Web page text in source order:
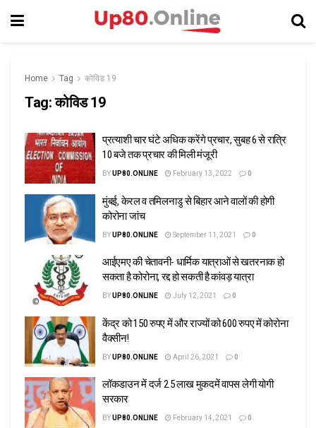
Home Tag कोविड 19
Tag:कोविड 19
प्रत्याशी चार घंटे अधिक करेंगे प्रचार, सुबह 6 से रात्रि
10 बजे तक प्रचार की मिली मंजूरी
BYUP80.ONLINE February 13, 2022 0
मुंबई, केरल व तमिलनाडु से बिहार आने वालों की होगी
कोरोना जांच
BYUP80.ONLINE September 11, 2021 0
आईएमए की चेतावनी- धार्मिक यात्राओं से खतरनाक हो
सकता है कोरोना, रद्द हो सकती है कांवड़ यात्रा
BYUP80.ONLINE July 12, 2021 0
केंद्र को 150 रुपए में और राज्यों को 600 रुपए में कोरोना
वैक्सीन!
BYUP80.ONLINE April 26, 2021 0
लॉकडाउन में दर्ज 2.5 लाख मुकदमें वापस लेगी योगी
सरकार
BYUP80.ONLINE February 14, 2021 0